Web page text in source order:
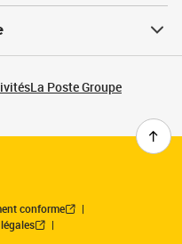
La Poste Groupe
conforme